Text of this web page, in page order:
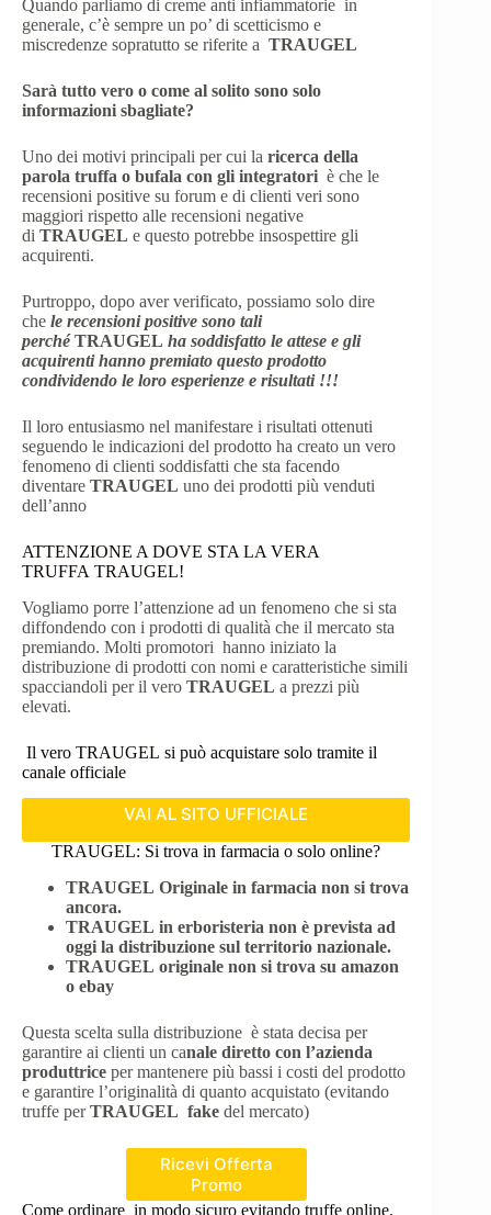
Quando parliamo di creme anti infiammatorie in
generale, c’è sempre un po’ di scetticismo e
miscredenze sopratutto se riferite a TRAUGEL
Sarà tutto vero o come al solito sono solo
informazioni sbagliate?
Uno dei motivi principali per cui la ricerca della
parola truffa o bufala con gli integratori è che le
recensioni positive su forum e di clienti veri sono
maggiori rispetto alle recensioni negative
di TRAUGEL e questo potrebbe insospettire gli
acquirenti.
Purtroppo, dopo aver verificato, possiamo solo dire
che le recensioni positive sono tali
perchéTRAUGEL ha soddisfatto le attese e gli
acquirenti hanno premiato questo prodotto
condividendo le loro esperienze e risultati !!!
Il loro entusiasmo nel manifestare i risultati ottenuti
seguendo le indicazioni del prodotto ha creato un vero
fenomeno di clienti soddisfatti che sta facendo
diventare TRAUGEL uno dei prodotti più venduti
dell’anno
ATTENZIONE A DOVE STA LA VERA
TRUFFA TRAUGEL!
Vogliamo porre l’attenzione ad un fenomeno che si sta
diffondendo con i prodotti di qualità che il mercato sta
premiando. Molti promotori hanno iniziato la
distribuzione di prodotti con nomi e caratteristiche simili
spacciandoli per il vero TRAUGEL a prezzi più
elevati.
Il vero TRAUGEL si può acquistare solo tramite il
canale officiale
VAI AL SITO UFFICIALE
TRAUGEL: Si trova in farmacia o solo online?
TRAUGEL Originale in farmacia non si trova
ancora.
TRAUGEL in erboristeria non è prevista ad
oggi la distribuzione sul territorio nazionale.
TRAUGEL originale non si trova su amazon
o ebay
Questa scelta sulla distribuzione è stata decisa per
garantire ai clienti un canale diretto con l’azienda
produttrice per mantenere più bassi i costi del prodotto
e garantire l’originalità di quanto acquistato (evitando
truffe perTRAUGEL fake del mercato)
Ricevi Offerta
Promo
Come ordinare in modo sicuro evitando truffe online.